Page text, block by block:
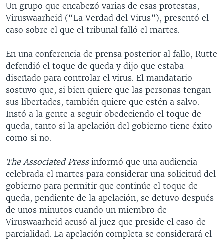
Un grupo que encabezó varias de esas protestas,
Viruswaarheid (“La Verdad del Virus”), presentó el
caso sobre el que el tribunal falló el martes.
En una conferencia de prensa posterior al fallo, Rutte
defendió el toque de queda y dijo que estaba
diseñado para controlar el virus. El mandatario
sostuvo que, si bien quiere que las personas tengan
sus libertades, también quiere que estén a salvo.
Instó a la gente a seguir obedeciendo el toque de
queda, tanto si la apelación del gobierno tiene éxito
como si no.
The Associated Pressinformó que una audiencia
celebrada el martes para considerar una solicitud del
gobierno para permitir que continúe el toque de
queda, pendiente de la apelación, se detuvo después
de unos minutos cuando un miembro de
Viruswaarheid acusó al juez que preside el caso de
parcialidad. La apelación completa se considerará el